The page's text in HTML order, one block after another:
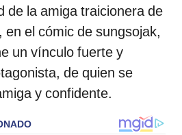
de la amiga traicionera de
el cómic de sungsojak,
un vínculo fuerte y
de quien se
y confidente.